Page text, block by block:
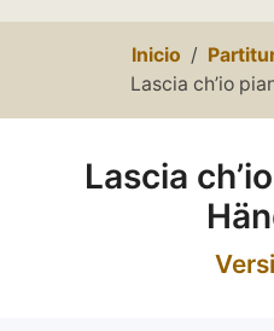
Presentación
Inicio
Lascia ch’io
Lascia